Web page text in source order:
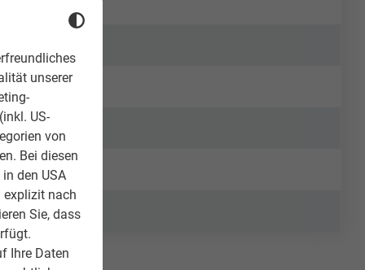
unserer
US-
von
Bei diesen
den USA
explizit nach
Sie, dass
Ihre Daten